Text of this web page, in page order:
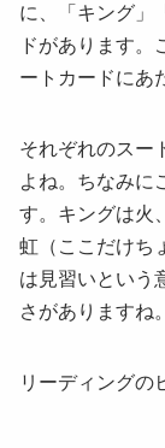
に、「キング」
ドがあります。
ートカードにあ
それぞれのスー
よね。ちなみに
す。キングは火
虹（ここだけち
は見習いという
さがありますね。
リーディングの